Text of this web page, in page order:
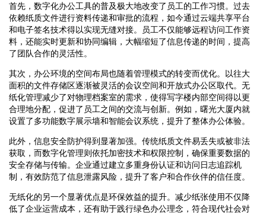
首先，数字化办公工具的普及极大地改变了员工的工作习惯。过去
依赖纸质文件进行资料传递和审批的流程，如今通过云端共享平台
和电子签名技术得以实现无缝对接。员工不仅能够远程访问工作资
料，还能实时更新和协同编辑，大幅缩短了信息传递的时间，提高
了团队合作的灵活性。
其次，办公环境的空间布局也随着管理模式的转变而优化。以往大
面积的文件存储区逐渐被灵活的会议空间和开放式办公区取代。无
纸化管理减少了对物理档案室的需求，使得写字楼内部空间得以更
合理地分配，促进了员工之间的交流与创新。例如，曙光大厦内就
设置了多功能数字展示墙和智能会议系统，提升了整体办公体验。
此外，信息安全防护得到显著加强。传统纸质文件易丢失或被非法
获取，而数字化管理则依托加密技术和权限控制，确保重要数据的
安全存储与传输。企业通过建立多重身份认证和访问日志追踪机
制，有效防范了信息泄露风险，提升了客户和合作伙伴的信任度。
无纸化的另一个显著优点是环保效益的提升。减少纸张使用不仅降
低了企业运营成本，还有助于践行绿色办公理念，符合现代社会对